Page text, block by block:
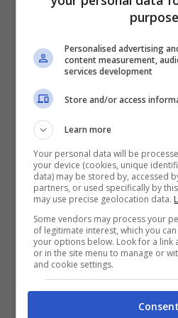
Come fare
per il
per il
Personalised advertising
content measurement,
services development
Store and/or access
Learn more
Your personal data will be
your device (cookies, unique
data) may be stored by, accessed
partners, or used specifically by
may use precise geolocation data.
Some vendors may process your
of legitimate interest, which you
your options below. Look for a link
or in the site menu to manage or
and cookie settings.
Consent